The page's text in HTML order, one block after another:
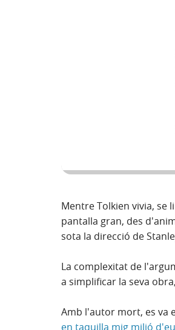
Mentre Tolkien vivia, se
pantalla gran, des
sota la direcció de
La complexitat de
a simplificar la seva
Amb l'autor mort, es va
en taquilla mig milió